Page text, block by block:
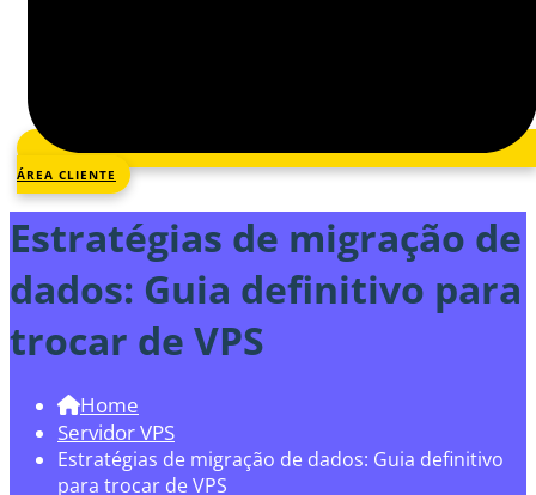
ÁREA CLIENTE
Estratégias de migração de
dados: Guia definitivo para
trocar de VPS
Home
Servidor VPS
Estratégias de migração de dados: Guia definitivo
para trocar de VPS